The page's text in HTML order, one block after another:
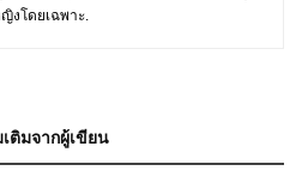
งโดยเฉพาะ.
เติมจากผู้เขียน